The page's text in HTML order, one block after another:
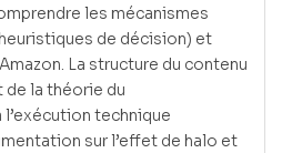
les mécanismes
de décision) et
La structure du contenu
la théorie du
technique
sur l’effet de halo et